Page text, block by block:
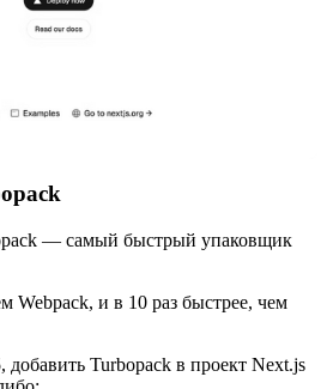
— самый быстрый упаковщик
Webpack, и в 10 раз быстрее, чем
Turbopack в проект Next.js